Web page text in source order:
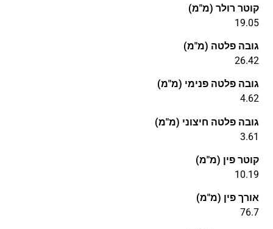
קוטר רולר (מ"מ)
19.05
גובה פלטה (מ"מ)
26.42
גובה פלטה פנימי (מ"מ)
4.62
גובה פלטה חיצוני (מ"מ)
3.61
קוטר פין (מ"מ)
10.19
אורך פין (מ"מ)
76.7